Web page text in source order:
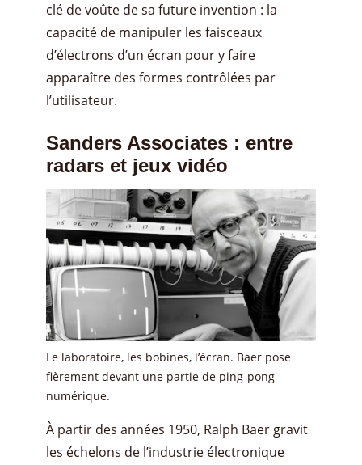
clé de voûte de sa future invention : la
capacité de manipuler les faisceaux
d’électrons d’un écran pour y faire
apparaître des formes contrôlées par
l’utilisateur.
Sanders Associates : entre
radars et jeux vidéo
Le laboratoire, les bobines, l’écran. Baer pose
fièrement devant une partie de ping-pong
numérique.
À partir des années 1950, Ralph Baer gravit
les échelons de l’industrie électronique